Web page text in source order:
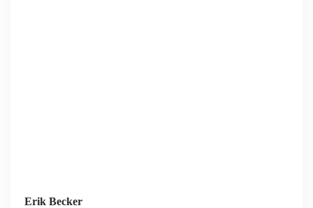
Erik Becker